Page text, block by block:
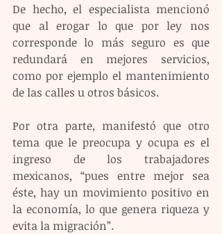
De hecho, el especialista mencionó
que al erogar lo que por ley nos
corresponde lo más seguro es que
redundará en mejores servicios,
como por ejemplo el mantenimiento
de las calles u otros básicos.
Por otra parte, manifestó que otro
tema que le preocupa y ocupa es el
ingreso de los trabajadores
mexicanos, “pues entre mejor sea
éste, hay un movimiento positivo en
la economía, lo que genera riqueza y
evita la migración”.